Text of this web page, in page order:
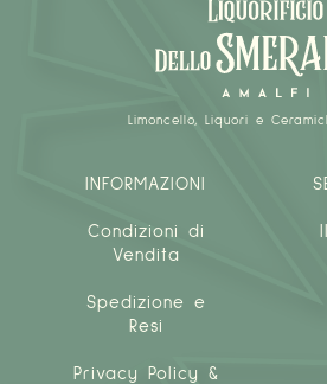
del
prodotto
Limoncello, Liquori e
INFORMAZIONI
Condizioni di
Vendita
Spedizione e
Resi
Privacy Policy &